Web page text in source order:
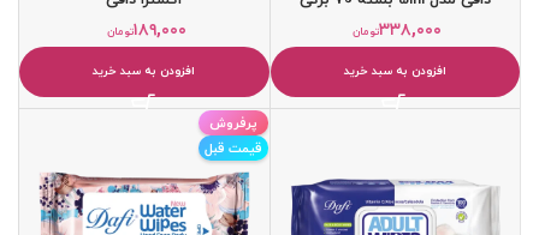
تومان۳۳۸,۰۰۰
افزودن به سبد خرید
تومان۱۸۹,۰۰۰
افزودن به سبد خرید
پرفروش
قیمت قبل